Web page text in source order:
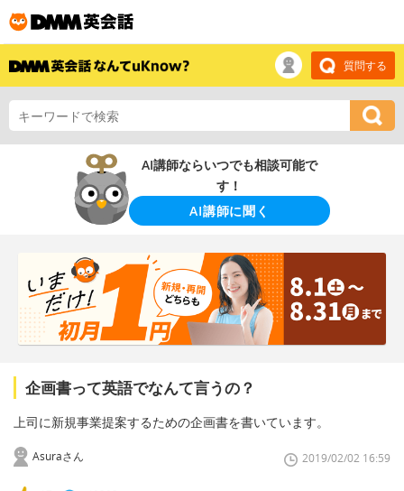
質問する
AI講師ならいつでも相談可能で
す！
AI講師に聞く
企画書って英語でなんて言うの？
上司に新規事業提案するための企画書を書いています。
Asuraさん 2019/02/02 16:59